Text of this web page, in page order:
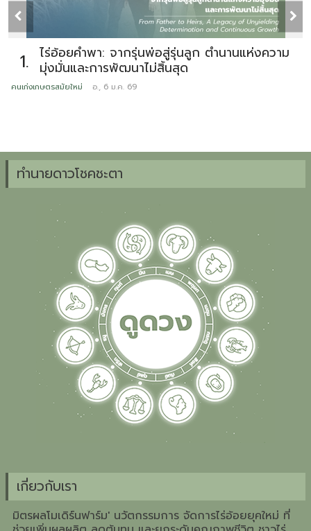
1.
ไร่อ้อยคำพา: จากรุ่นพ่อสู่รุ่นลูก ตำนานแห่งความ
มุ่งมั่นและการพัฒนาไม่สิ้นสุด
คนเก่งเกษตรสมัยใหม่
อ., 6 ม.ค. 69
ทำนายดาวโชคชะตา
เกี่ยวกับเรา
มิตรผลโมเดิร์นฟาร์ม' นวัตกรรมการ จัดการไร่อ้อยยุคใหม่ ที่